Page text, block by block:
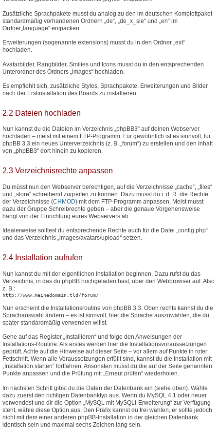
Zusätzliche Sprachpakete musst du analog zu den im deutschen Komplettpaket
standardmäßig vorhandenen Ordnern „de“, „de_x_sie“ und „en“ im
Ordner„language“ entpacken.
Erweiterungen (sogenannte extensions) musst du in den Ordner „ext“
hochladen.
Avatarbilder, Rangbilder, Smilies und Icons musst du in den entsprechenden
Unterordner des Ordners „images“ hochladen.
Es empfiehlt sich, zusätzliche Styles, Sprachpakete, Erweiterungen und Bilder
nach der Erstinstallation des Boards zu installieren.
2.2 Dateien hochladen
Nun kannst du die Dateien im Verzeichnis „phpBB3“ auf deinen Webserver
hochladen – meist mit einem FTP-Programm. Für gewöhnlich ist es sinnvoll, für
phpBB 3.3 ein neues Unterverzeichnis (z. B. „forum“) zu erstellen und den Inhalt
von „phpBB3“ dort hinein zu kopieren.
2.3 Verzeichnisrechte anpassen
Du müsst nun den Webserver berechtigen, auf die Verzeichnisse „cache“, „files“
und „store“ schreibend zugreifen zu können. Dazu musst du i. d. R. die Rechte
der Verzeichnisse (CHMOD) mit dem FTP-Programm anpassen. Meist musst
dazu der Gruppe Schreibrechte geben – aber die genaue Vorgehensweise
hängt von der Einrichtung eures Webservers ab.
Idealerweise solltest du entsprechende Rechte auch für die Datei „config.php“
und das Verzeichnis „images/avatars/upload“ setzen.
2.4 Installation aufrufen
Nun kannst du mit der eigentlichen Installation beginnen. Dazu rufst du das
Verzeichnis, in das du phpBB hochgeladen hast, über den Webbrowser auf. Also
z. B.:
http://www.meinedomain.tld/forum/
Nun erscheint die Installationsroutine von phpBB 3.3. Oben rechts kannst du die
Sprachauswahl ändern – es ist sinnvoll, hier die Sprache auszuwählen, die du
später standardmäßig verwenden willst.
Gehe auf das Register „Installieren“ und folge den Anweisungen der
Installations-Routine. Als erstes werden hier die Installationsvoraussetzungen
geprüft. Achte auf die Hinweise auf dieser Seite – vor allem auf Punkte in roter
Fettschrift. Wenn alle Voraussetzungen erfüllt sind, kannst du die Installation mit
„Installation starten“ fortfahren. Ansonsten musst du die auf der Seite genannten
Punkte anpassen und die Prüfung mit „Erneut prüfen“ wiederholen.
Im nächsten Schritt gibst du die Daten der Datenbank ein (siehe oben). Wähle
dazu zuerst den richtigen Datenbanktyp aus. Wenn du MySQL 4.1 oder neuer
verwendest und dir die Option „MySQL mit MySQLi-Erweiterung“ zur Verfügung
steht, wähle diese Option aus. Den Präfix kannst du frei wählen, er sollte jedoch
nicht mit dem einer anderen phpBB-Installation in der gleichen Datenbank
identisch sein und maximal sechs Zeichen lang sein.